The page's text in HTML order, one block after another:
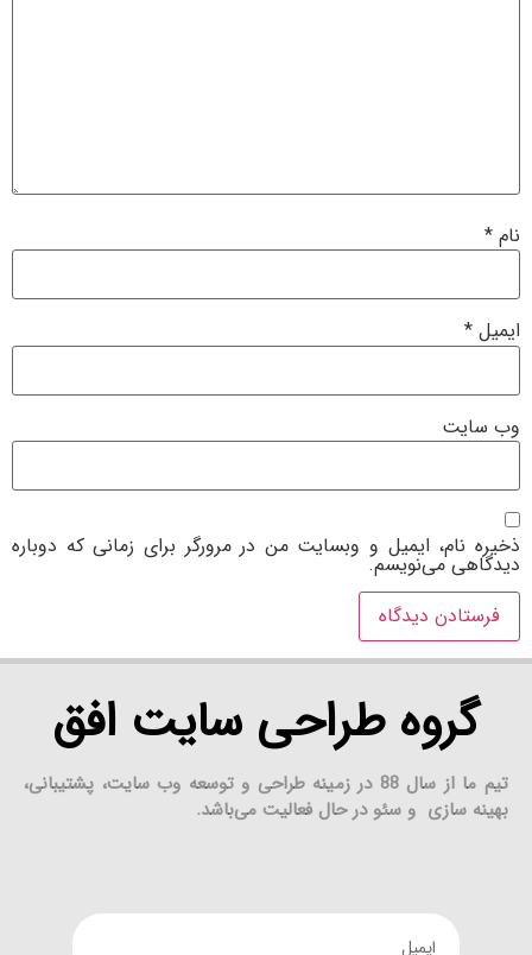
نام *
ایمیل *
وب‌ سایت
ذخیره نام، ایمیل و وبسایت من در مرورگر برای زمانی که دوباره
دیدگاهی می‌نویسم.
گروه طراحی سایت افق
تیم ما از سال 88 در زمینه طراحی و توسعه وب سایت، پشتیبانی،
بهینه سازی و سئو در حال فعالیت می‌باشد.